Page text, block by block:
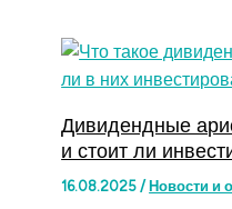
Дивидендные
и стоит ли
16.08.2025/ Новости и